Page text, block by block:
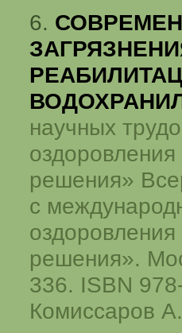
6.
научных
решения»
с
оздоровления
решения».
336. ISBN
Комиссаров